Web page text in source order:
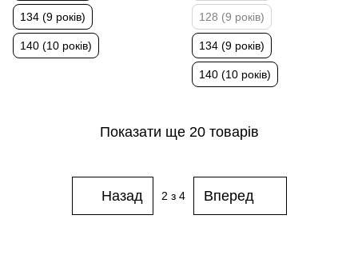
134 (9 років)
140 (10 років)
128 (9 років)
134 (9 років)
140 (10 років)
Показати ще 20 товарів
Назад 2 з 4 Вперед